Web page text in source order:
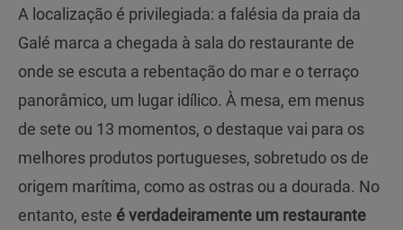
A localização é privilegiada: a falésia da praia da
Galé marca a chegada à sala do restaurante de
onde se escuta a rebentação do mar e o terraço
panorâmico, um lugar idílico. À mesa, em menus
de sete ou 13 momentos, o destaque vai para os
melhores produtos portugueses, sobretudo os de
origem marítima, como as ostras ou a dourada. No
entanto, este é verdadeiramente um restaurante